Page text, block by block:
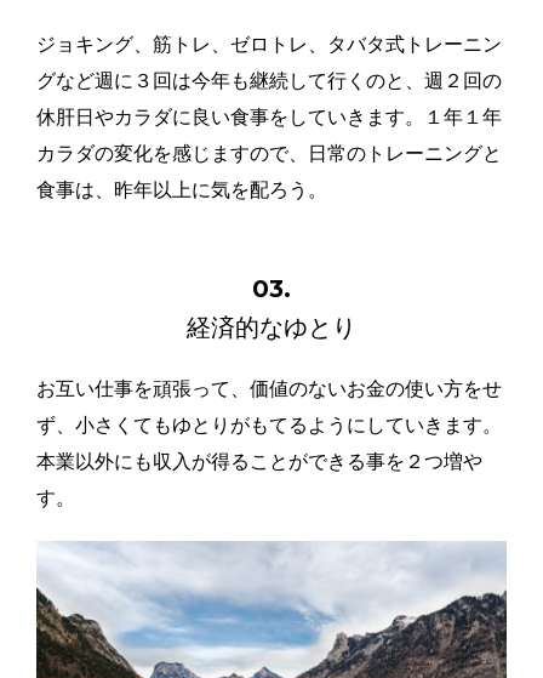
ジョキング、筋トレ、ゼロトレ、タバタ式トレーニン
グなど週に３回は今年も継続して行くのと、週２回の
休肝日やカラダに良い食事をしていきます。１年１年
カラダの変化を感じますので、日常のトレーニングと
食事は、昨年以上に気を配ろう。
03.
経済的なゆとり
お互い仕事を頑張って、価値のないお金の使い方をせ
ず、小さくてもゆとりがもてるようにしていきます。
本業以外にも収入が得ることができる事を２つ増や
す。